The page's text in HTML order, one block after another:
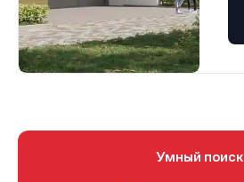
Умный поиск